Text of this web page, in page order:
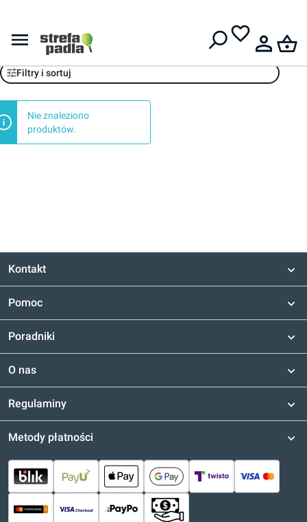
Joma
Filtry i sortuj
Nie znaleziono
produktów.
Kontakt
Pomoc
Poradniki
O nas
Regulaminy
Metody płatności